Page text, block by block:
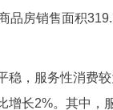
品房销售面积
稳，服务性消费
增长2%。其中，